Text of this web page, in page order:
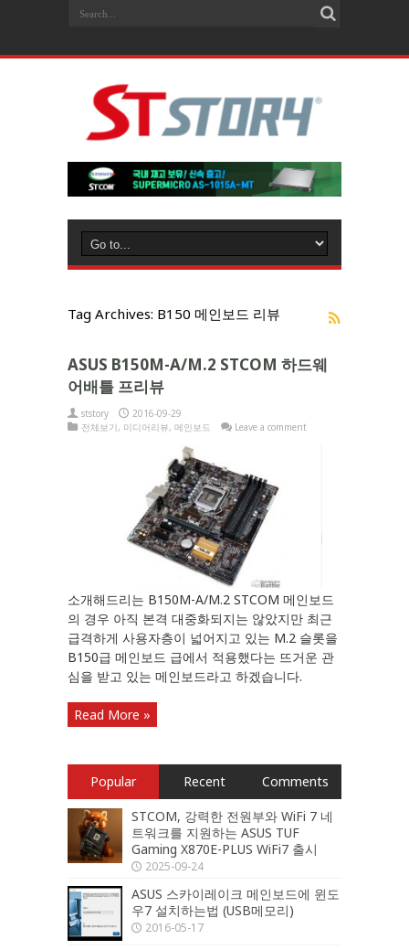
Tag Archives: B150 메인보드 리뷰
ASUS B150M-A/M.2 STCOM 하드웨
어배틀 프리뷰
ststory
2016-09-29
전체보기, 미디어리뷰, 메인보드 Leave a comment
소개해드리는 B150M-A/M.2 STCOM 메인보드
의 경우 아직 본격 대중화되지는 않았지만 최근
급격하게 사용자층이 넓어지고 있는 M.2 슬롯을
B150급 메인보드 급에서 적용했다는 뜨거운 관
심을 받고 있는 메인보드라고 하겠습니다.
Read More »
Popular Recent
Comments
STCOM, 강력한 전원부와 WiFi 7 네
트워크를 지원하는 ASUS TUF
Gaming X870E-PLUS WiFi7 출시
2025-09-24
ASUS 스카이레이크 메인보드에 윈도
우7 설치하는법 (USB메모리)
2016-05-17